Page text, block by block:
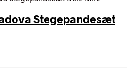
Stegepandesæt